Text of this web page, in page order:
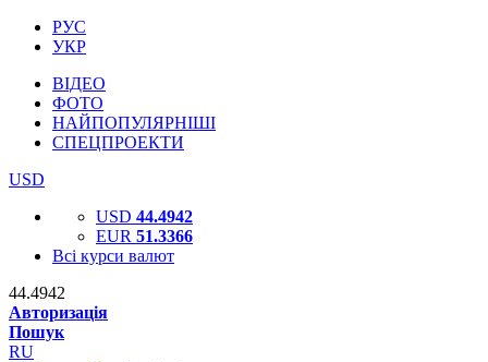
РУС
УКР
ВІДЕО
ФОТО
НАЙПОПУЛЯРНІШІ
СПЕЦПРОЕКТИ
USD
USD 44.4942
EUR 51.3366
Всі курси валют
44.4942
Авторизація
Пошук
RU